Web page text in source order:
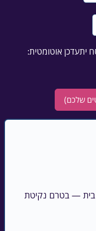
יתעדכן אוטומטית: